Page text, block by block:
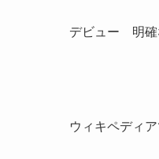
デビュー 明確
ウィキペディ